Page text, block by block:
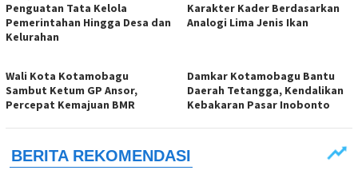
Penguatan Tata Kelola
Pemerintahan Hingga Desa dan
Kelurahan
Karakter Kader Berdasarkan
Analogi Lima Jenis Ikan
Wali Kota Kotamobagu
Sambut Ketum GP Ansor,
Percepat Kemajuan BMR
Damkar Kotamobagu Bantu
Daerah Tetangga, Kendalikan
Kebakaran Pasar Inobonto